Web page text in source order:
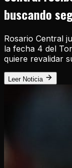
buscando
Rosario Central
la fecha 4 del
quiere revalidar
Leer Noticia